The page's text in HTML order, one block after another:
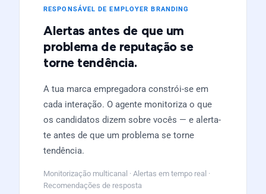
RESPONSÁVEL DE EMPLOYER BRANDING
Alertas antes de que um
problema de reputação se
torne tendência.
A tua marca empregadora constrói-se em
cada interação. O agente monitoriza o que
os candidatos dizem sobre vocês — e alerta-
te antes de que um problema se torne
tendência.
Monitorização multicanal · Alertas em tempo real ·
Recomendações de resposta